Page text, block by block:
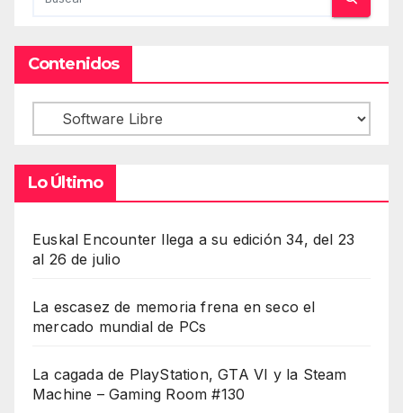
Contenidos
Contenidos
Lo Último
Euskal Encounter llega a su edición 34, del 23
al 26 de julio
La escasez de memoria frena en seco el
mercado mundial de PCs
La cagada de PlayStation, GTA VI y la Steam
Machine – Gaming Room #130